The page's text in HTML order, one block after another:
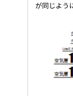
が同じよう